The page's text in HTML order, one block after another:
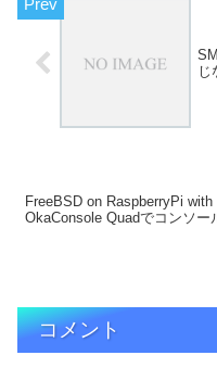
じ
FreeBSD on RaspberryPi with
OkaConsole Quadでコンソー
コメント